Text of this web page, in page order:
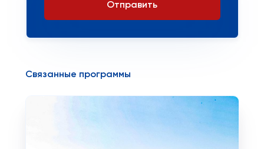
Отправить
Связанные программы